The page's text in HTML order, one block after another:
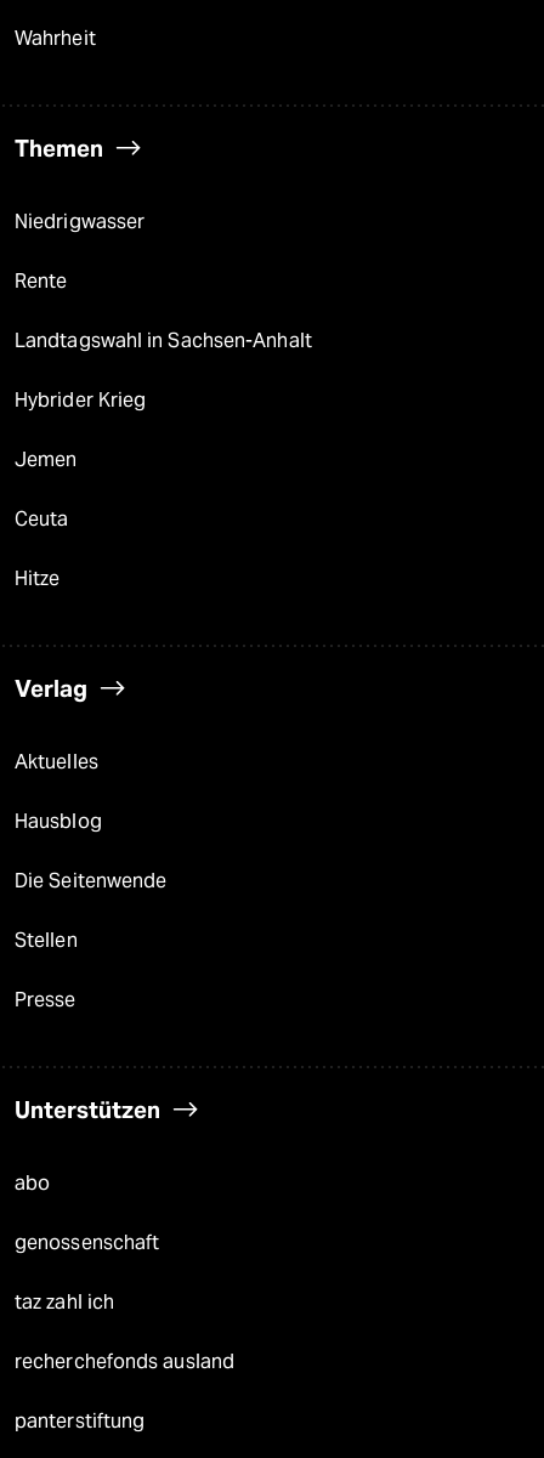
Wahrheit
Themen
Niedrigwasser
Rente
Landtagswahl in Sachsen-Anhalt
Hybrider Krieg
Jemen
Ceuta
Hitze
Verlag
Aktuelles
Hausblog
Die Seitenwende
Stellen
Presse
Unterstützen
abo
genossenschaft
taz zahl ich
recherchefonds ausland
panterstiftung